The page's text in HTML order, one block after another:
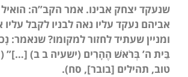
שנעקד יצחק אבינו. אמר הקב”ה: הואיל
אביהם נעקד עליו נאה לבניו לקבל
ומניין שעתיד לחזור למקומו? שנאמר:
בֵּית ה’ בְּרֹאשׁ הֶהָרִים (ישעיה ב ב) […]”
טוב, תהילים [בובר], סח).